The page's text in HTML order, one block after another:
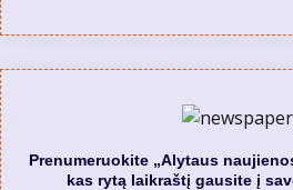
Prenumeruokite „Alytaus
kas rytą laikraštį gausite į